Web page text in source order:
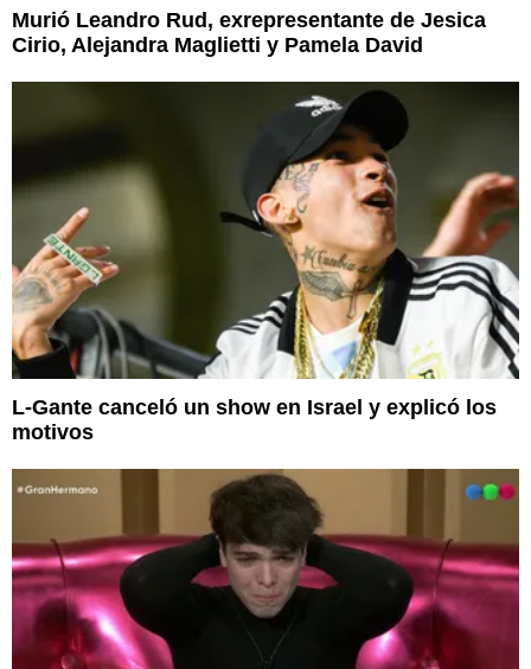
Murió Leandro Rud, exrepresentante de Jesica
Cirio, Alejandra Maglietti y Pamela David
L-Gante canceló un show en Israel y explicó los
motivos